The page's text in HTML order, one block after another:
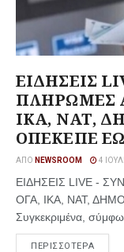
ΕΙΔΗΣΕΙΣ
ΠΛΗΡΩΜΕΣ
ΙΚΑ, ΝΑΤ,
ΟΠΕΚΕΠΕ
ΑΠΌ NEWSROOM 4
ΕΙΔΗΣΕΙΣ LIVE -
ΟΓΑ, ΙΚΑ, ΝΑΤ,
Συγκεκριμένα,
ΠΕΡΙΣΣΟΤΕΡΑ